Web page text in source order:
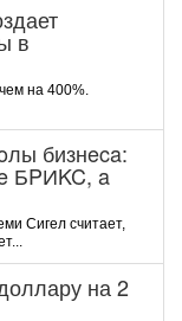
в
на 400%.
бизнeca:
БPИKC, a
Cигeл cчитaeт,
на 2